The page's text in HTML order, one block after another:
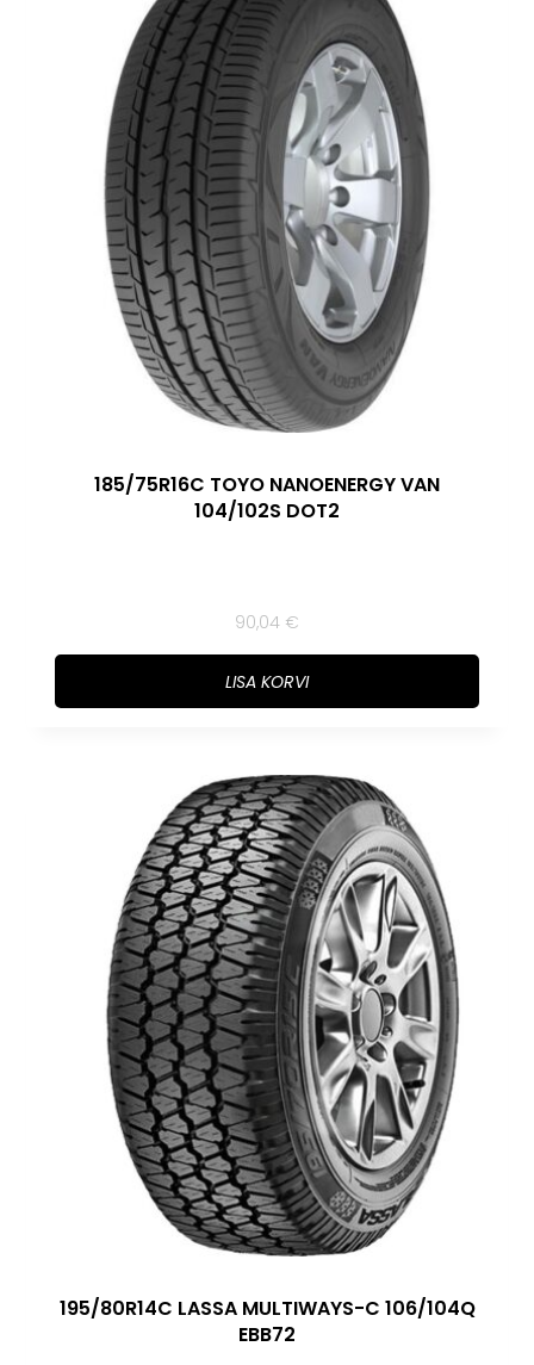
185/75R16C TOYO NANOENERGY VAN
104/102S DOT2
90,04 €
LISA KORVI
195/80R14C LASSA MULTIWAYS-C 106/104Q
EBB72